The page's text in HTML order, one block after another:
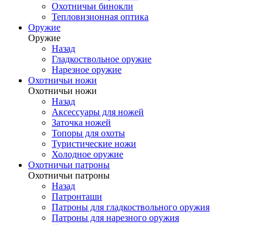
Охотничьи бинокли
Тепловизионная оптика
Оружие
Оружие
Назад
Гладкоствольное оружие
Нарезное оружие
Охотничьи ножи
Охотничьи ножи
Назад
Аксессуары для ножей
Заточка ножей
Топоры для охоты
Туристические ножи
Холодное оружие
Охотничьи патроны
Охотничьи патроны
Назад
Патронташи
Патроны для гладкоствольного оружия
Патроны для нарезного оружия